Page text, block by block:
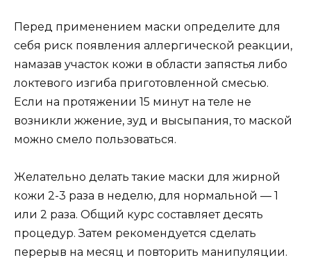
Перед применением маски определите для
себя риск появления аллергической реакции,
намазав участок кожи в области запястья либо
локтевого изгиба приготовленной смесью.
Если на протяжении 15 минут на теле не
возникли жжение, зуд и высыпания, то маской
можно смело пользоваться.
Желательно делать такие маски для жирной
кожи 2-3 раза в неделю, для нормальной — 1
или 2 раза. Общий курс составляет десять
процедур. Затем рекомендуется сделать
перерыв на месяц и повторить манипуляции.